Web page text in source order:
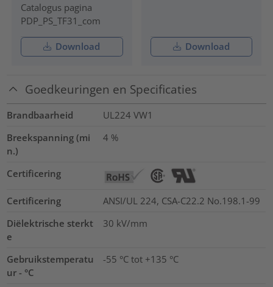
Catalogus pagina
PDP_PS_TF31_com
Download Download
Goedkeuringen en Specificaties
Brandbaarheid
UL224 VW1
Breekspanning (mi
n.)
4 %
Certificering
Certificering
ANSI/UL 224, CSA-C22.2 No.198.1-99
Diëlektrische sterkt
e
30 kV/mm
Gebruikstemperatu
ur - °C
-55 °C tot +135 °C